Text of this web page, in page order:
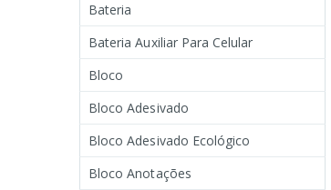
Bateria
Bateria Auxiliar Para Celular
Bloco
Bloco Adesivado
Bloco Adesivado Ecológico
Bloco Anotações